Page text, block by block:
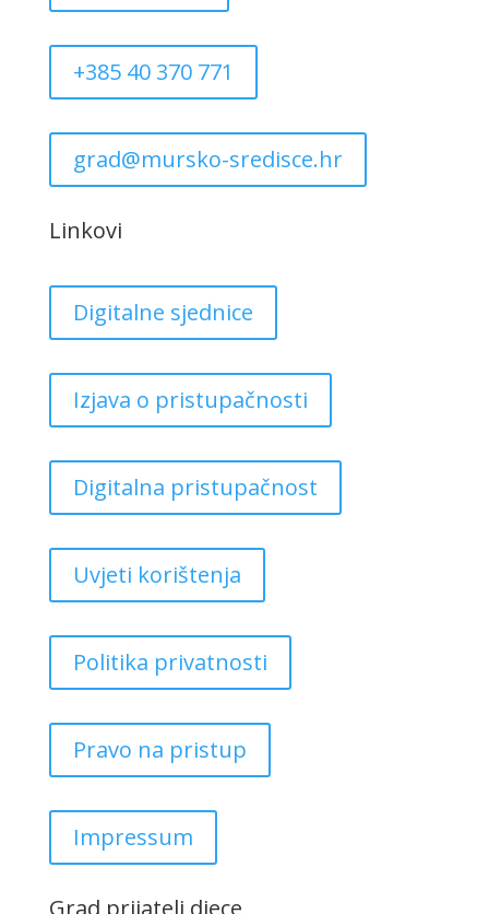
+385 40 370 771
grad@mursko-sredisce.hr
Linkovi
Digitalne sjednice
Izjava o pristupačnosti
Digitalna pristupačnost
Uvjeti korištenja
Politika privatnosti
Pravo na pristup
Impressum
Grad prijatelj djece